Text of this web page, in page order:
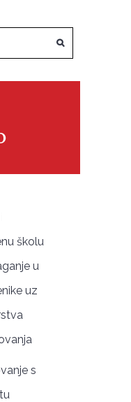
školu
u
uz
s